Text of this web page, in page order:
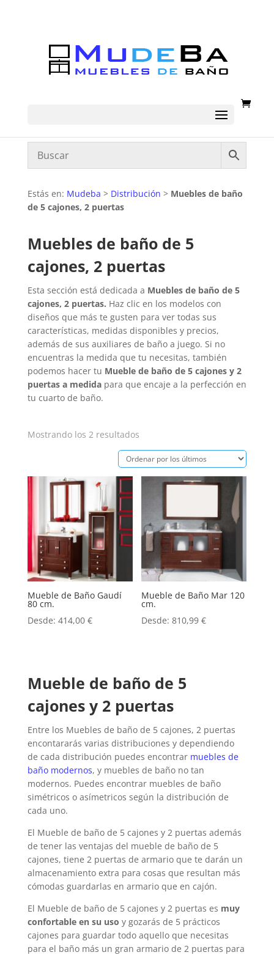
Estás en: Mudeba > Distribución > Muebles de baño
de 5 cajones, 2 puertas
Muebles de baño de 5
cajones, 2 puertas
Esta sección está dedicada a Muebles de baño de 5
cajones, 2 puertas. Haz clic en los modelos con
diseños que más te gusten para ver todas sus
características, medidas disponibles y precios,
además de sus auxiliares de baño a juego. Si no
encuentras la medida que tu necesitas, también
podemos hacer tu Mueble de baño de 5 cajones y 2
puertas a medidapara que encaje a la perfección en
tu cuarto de baño.
Mostrando los 2 resultadosOrdenado
por
los
últimos
Mueble de Baño Gaudí
80 cm.
Desde: 414,00 €
Mueble de Baño Mar 120
cm.
Desde:810,99€
Mueble de baño de 5
cajones y 2 puertas
Entre los Muebles de baño de 5 cajones, 2 puertas
encontararás varias distribuciones y dependiendo
de cada distribución puedes encontrar muebles de
baño modernos, y muebles de baño no tan
modernos. Puedes encontrar muebles de baño
simétricos o asímetricos según la distribución de
cada uno.
El Mueble de baño de 5 cajones y 2 puertas además
de tener las ventajas del mueble de baño de 5
cajones, tiene 2 puertas de armario que te darán un
almacenamiento extra para cosas que resultan más
cómodas guardarlas en armario que en cajón.
El Mueble de baño de 5 cajones y 2 puertas es muy
confortable en su uso y gozarás de 5 prácticos
cajones para guardar todo aquello que necesitas
para el baño más un gran armario de 2 puertas para